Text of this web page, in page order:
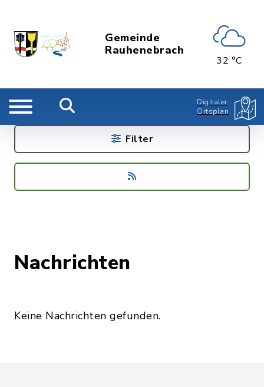
Gemeinde
Rauhenebrach
32 °C
Digitaler
Ortsplan
Nachrichten
Keine Nachrichten gefunden.
Filter